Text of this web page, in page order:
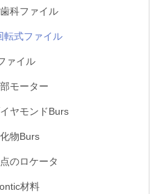
科ファイル
転式ファイル
ァイル
モーター
ヤモンドBurs
物Burs
のロケータ
材料